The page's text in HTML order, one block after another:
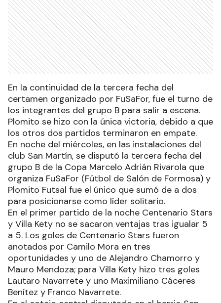
En la continuidad de la tercera fecha del
certamen organizado por FuSaFor, fue el turno de
los integrantes del grupo B para salir a escena.
Plomito se hizo con la única victoria, debido a que
los otros dos partidos terminaron en empate.
En noche del miércoles, en las instalaciones del
club San Martín, se disputó la tercera fecha del
grupo B de la Copa Marcelo Adrián Rivarola que
organiza FuSaFor (Fútbol de Salón de Formosa) y
Plomito Futsal fue el único que sumó de a dos
para posicionarse como líder solitario.
En el primer partido de la noche Centenario Stars
y Villa Kety no se sacaron ventajas tras igualar 5
a 5. Los goles de Centenario Stars fueron
anotados por Camilo Mora en tres
oportunidades y uno de Alejandro Chamorro y
Mauro Mendoza; para Villa Kety hizo tres goles
Lautaro Navarrete y uno Maximiliano Cáceres
Benítez y Franco Navarrete.